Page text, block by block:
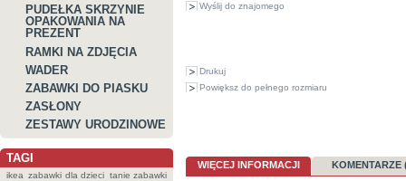
PUDEŁKA SKRZYNIE
OPAKOWANIA NA
PREZENT
RAMKI NA ZDJĘCIA
WADER
ZABAWKI DO PIASKU
ZASŁONY
ZESTAWY URODZINOWE
TAGI
ikea zabawki dla dzieci tanie zabawki
Wyślij do znajomego
Drukuj
Powiększ do pełnego rozmiaru
WIĘCEJ INFORMACJI KOMENTARZE